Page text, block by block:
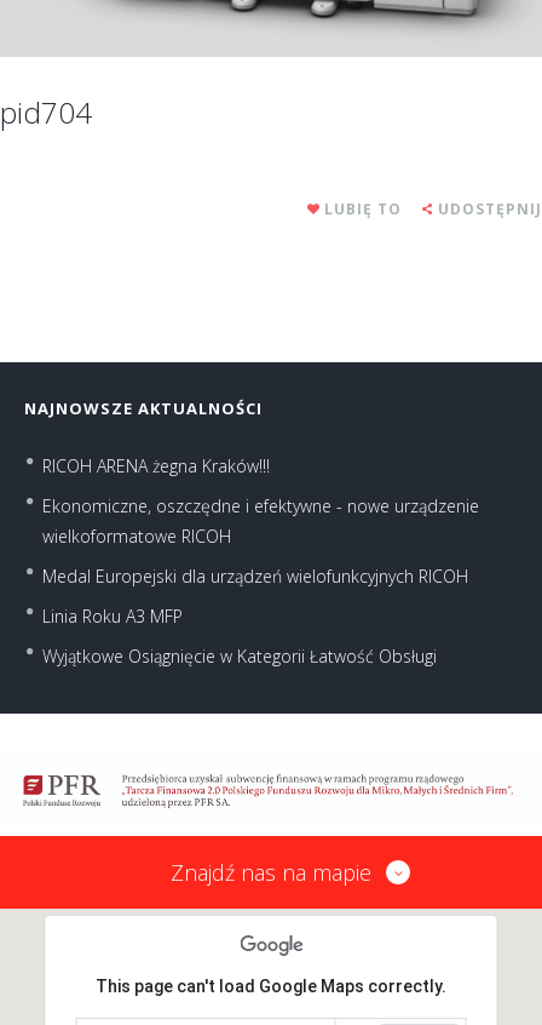
pid704
LUBIĘ TO UDOSTĘPNIJ
NAJNOWSZE AKTUALNOŚCI
RICOH ARENA żegna Kraków!!!
Ekonomiczne, oszczędne i efektywne - nowe urządzenie
wielkoformatowe RICOH
Medal Europejski dla urządzeń wielofunkcyjnych RICOH
Linia Roku A3 MFP
Wyjątkowe Osiągnięcie w Kategorii Łatwość Obsługi
Znajdź nas na mapie
This page can't load Google Maps correctly.